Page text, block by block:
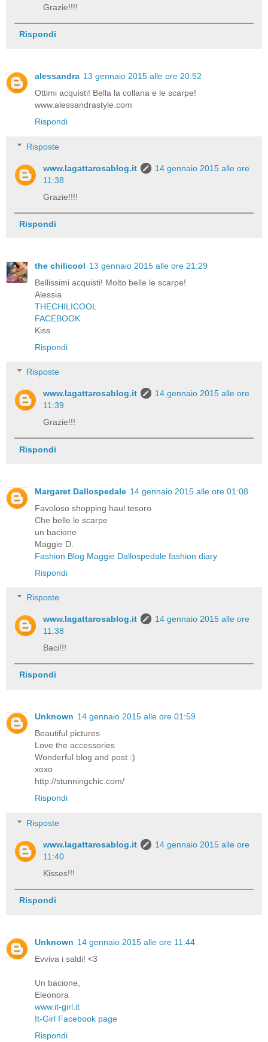
Grazie!!!!
Rispondi
alessandra 13 gennaio 2015 alle ore 20:52
Ottimi acquisti! Bella la collana e le scarpe!
www.alessandrastyle.com
Rispondi
Risposte
www.lagattarosablog.it
14 gennaio 2015 alle ore
11:38
Grazie!!!!
Rispondi
the chilicool 13 gennaio 2015 alle ore 21:29
Bellissimi acquisti! Molto belle le scarpe!
Alessia
THECHILICOOL
FACEBOOK
Kiss
Rispondi
Risposte
www.lagattarosablog.it
14 gennaio 2015 alle ore
11:39
Grazie!!!
Rispondi
Margaret Dallospedale 14 gennaio 2015 alle ore 01:08
Favoloso shopping haul tesoro
Che belle le scarpe
un bacione
Maggie D.
Fashion Blog Maggie Dallospedale fashion diary
Rispondi
Risposte
www.lagattarosablog.it
14 gennaio 2015 alle ore
11:38
Baci!!!
Rispondi
Unknown 14 gennaio 2015 alle ore 01:59
Beautiful pictures
Love the accessories
Wonderful blog and post :)
xoxo
http://stunningchic.com/
Rispondi
Risposte
www.lagattarosablog.it
14 gennaio 2015 alle ore
11:40
Kisses!!!
Rispondi
Unknown 14 gennaio 2015 alle ore 11:44
Evviva i saldi! <3
Un bacione,
Eleonora
www.it-girl.it
It-Girl Facebook page
Rispondi